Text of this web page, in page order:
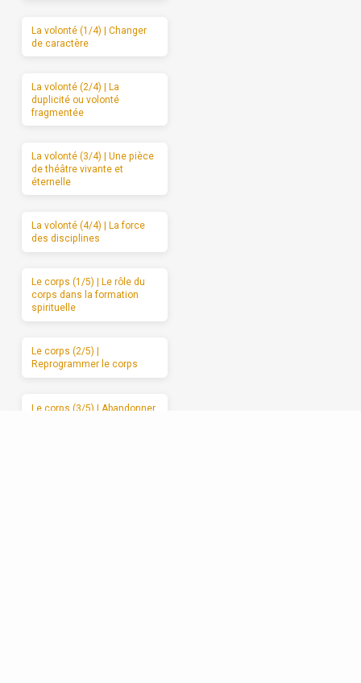
La volonté (1/4) | Changer
de caractère
La volonté (2/4) | La
duplicité ou volonté
fragmentée
La volonté (3/4) | Une pièce
de théâtre vivante et
éternelle
La volonté (4/4) | La force
des disciplines
Le corps (1/5) | Le rôle du
corps dans la formation
spirituelle
Le corps (2/5) |
Reprogrammer le corps
Le corps (3/5) | Abandonner